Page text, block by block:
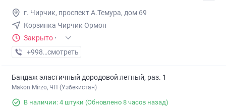
г. Чирчик, проспект А.Темура, дом 69
Корзинка Чирчик Ормон
Закрыто ·
+998 (97) XXX-XX-XX
смотреть
Бандаж эластичный дородовой летный, раз. 1
Makon Mirzo, ЧП (Узбекистан)
В наличии: 4 штуки (Обновлено 8 часов назад)